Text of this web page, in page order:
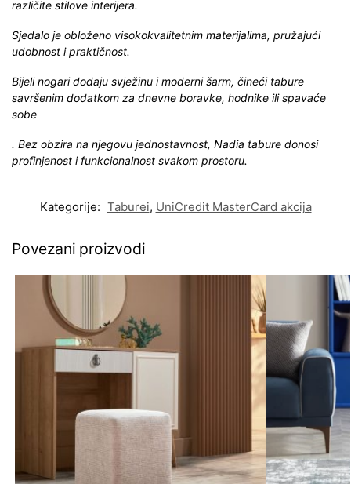
različite stilove interijera.
Sjedalo je obloženo visokokvalitetnim materijalima, pružajući
udobnost i praktičnost.
Bijeli nogari dodaju svježinu i moderni šarm, čineći tabure
savršenim dodatkom za dnevne boravke, hodnike ili spavaće
sobe
. Bez obzira na njegovu jednostavnost, Nadia tabure donosi
profinjenost i funkcionalnost svakom prostoru.
Kategorije: Taburei, UniCredit MasterCard akcija
Povezani proizvodi